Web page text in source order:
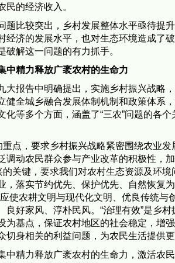
民的经济收入。
题比较突出，乡村发展整体水平亟待提
经济的发展水平，也对生态环境造成了
解这一问题的有力抓手。
中精力释放广袤农村的生命力
大报告中明确提出，实施乡村振兴战略
健全城乡融合发展体制机制和政策体系
化等多个方面，涵盖了“三农”问题的各
重点，要求乡村振兴战略紧密围绕农业
调动农民群众参与产业改革的积极性，
的关键，要求我们对农村生态资源及环
，落实节约优先、保护优先、自然恢复
使农耕文明与现代化文明、优良传统
良好家风、淳朴民风。“治理有效”是乡
为基点，保证农村地区的社会稳定，增
切身相关的利益问题，为农民生活提供
中精力释放广袤农村的生命力，激活农